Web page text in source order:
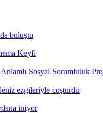
buluştu
Keyfi
Sosyal Sorumluluk
ezgileriyle coşturdu
iniyor